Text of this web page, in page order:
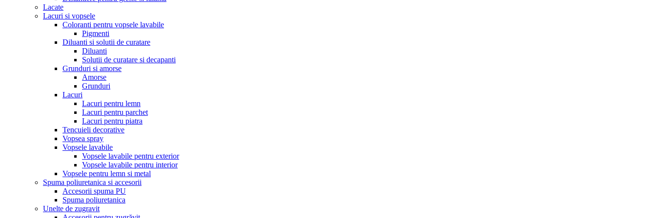
Lacate
Lacuri si vopsele
Coloranti pentru vopsele lavabile
Pigmenti
Diluanti si solutii de curatare
Diluanti
Solutii de curatare si decapanti
Grunduri si amorse
Amorse
Grunduri
Lacuri
Lacuri pentru lemn
Lacuri pentru parchet
Lacuri pentru piatra
Tencuieli decorative
Vopsea spray
Vopsele lavabile
Vopsele lavabile pentru exterior
Vopsele lavabile pentru interior
Vopsele pentru lemn si metal
Spuma poliuretanica si accesorii
Accesorii spuma PU
Spuma poliuretanica
Unelte de zugravit